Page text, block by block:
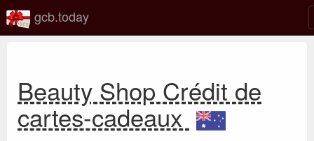
gcb.today
Beauty Shop Crédit de
cartes-cadeaux